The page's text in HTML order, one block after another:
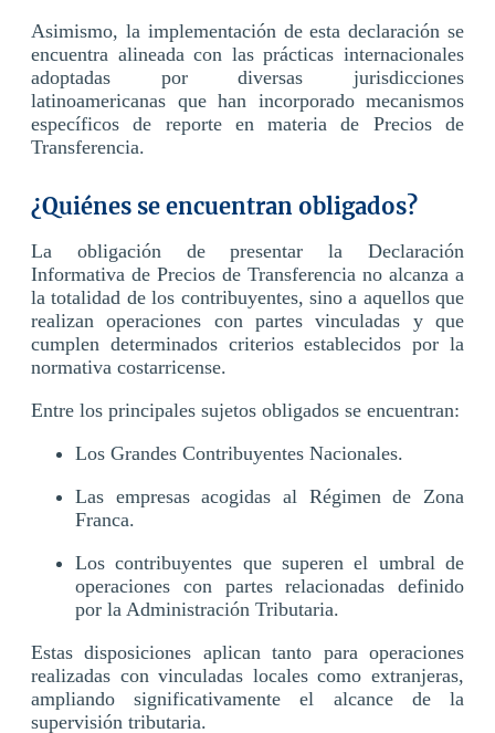
Asimismo, la implementación de esta declaración se
encuentra alineada con las prácticas internacionales
adoptadas por diversas jurisdicciones
latinoamericanas que han incorporado mecanismos
específicos de reporte en materia de Precios de
Transferencia.
¿Quiénes se encuentran obligados?
La obligación de presentar la Declaración
Informativa de Precios de Transferencia no alcanza a
la totalidad de los contribuyentes, sino a aquellos que
realizan operaciones con partes vinculadas y que
cumplen determinados criterios establecidos por la
normativa costarricense.
Entre los principales sujetos obligados se encuentran:
Los Grandes Contribuyentes Nacionales.
Las empresas acogidas al Régimen de Zona
Franca.
Los contribuyentes que superen el umbral de
operaciones con partes relacionadas definido
por la Administración Tributaria.
Estas disposiciones aplican tanto para operaciones
realizadas con vinculadas locales como extranjeras,
ampliando significativamente el alcance de la
supervisión tributaria.